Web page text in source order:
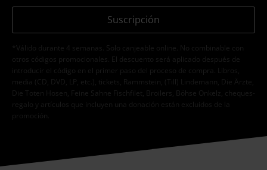
Suscripción
*Válido durante 4 semanas. Solo canjeable online. No combinable con
otros códigos promocionales. El descuento será aplicado después de
introducir el código en el primer paso del proceso de compra. Libros,
media (CD, DVD, LP, etc.), tickets, Rammstein, (Till) Lindemann, Die Ärzte,
Die Toten Hosen, Feine Sahne Fischfilet, Broilers, Böhse Onkelz, cheques-
regalo y artículos que incluyen una donación están excluidos de la
promoción.